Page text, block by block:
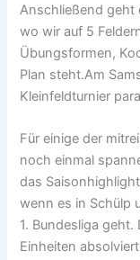
Anschließend geht
wo wir auf 5
Übungsformen,
Plan steht.Am
Kleinfeldturnier
Für einige der
noch einmal
das
wenn es in Schülp
1. Bundesliga
Einheiten